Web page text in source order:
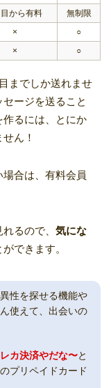
から有料
無制限
×
○
× ○
までしか送れませ
ージを送ること
るには、とにか
ん！
合は、有料会員
るので、 気にな
できます。
性を探せる機能や
使えて、出会いの
カ決済やだな〜と
プリペイドカード